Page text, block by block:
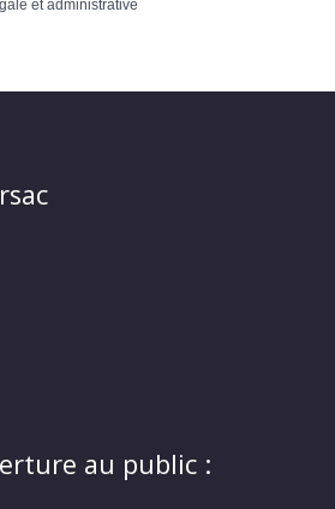
et administrative
au public :